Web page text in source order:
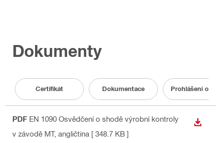
Dokumenty
Certifikát Dokumentace Prohlášení o
PDF EN 1090 Osvědčení o shodě výrobní kontroly
v závodě MT, angličtina [ 348.7 KB ]